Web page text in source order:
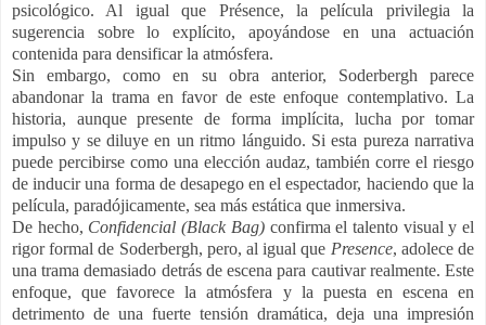
psicológico. Al igual que Présence, la película privilegia la
sugerencia sobre lo explícito, apoyándose en una actuación
contenida para densificar la atmósfera.
Sin embargo, como en su obra anterior, Soderbergh parece
abandonar la trama en favor de este enfoque contemplativo. La
historia, aunque presente de forma implícita, lucha por tomar
impulso y se diluye en un ritmo lánguido. Si esta pureza narrativa
puede percibirse como una elección audaz, también corre el riesgo
de inducir una forma de desapego en el espectador, haciendo que la
película, paradójicamente, sea más estática que inmersiva.
De hecho, Confidencial (Black Bag) confirma el talento visual y el
rigor formal de Soderbergh, pero, al igual que Presence, adolece de
una trama demasiado detrás de escena para cautivar realmente. Este
enfoque, que favorece la atmósfera y la puesta en escena en
detrimento de una fuerte tensión dramática, deja una impresión